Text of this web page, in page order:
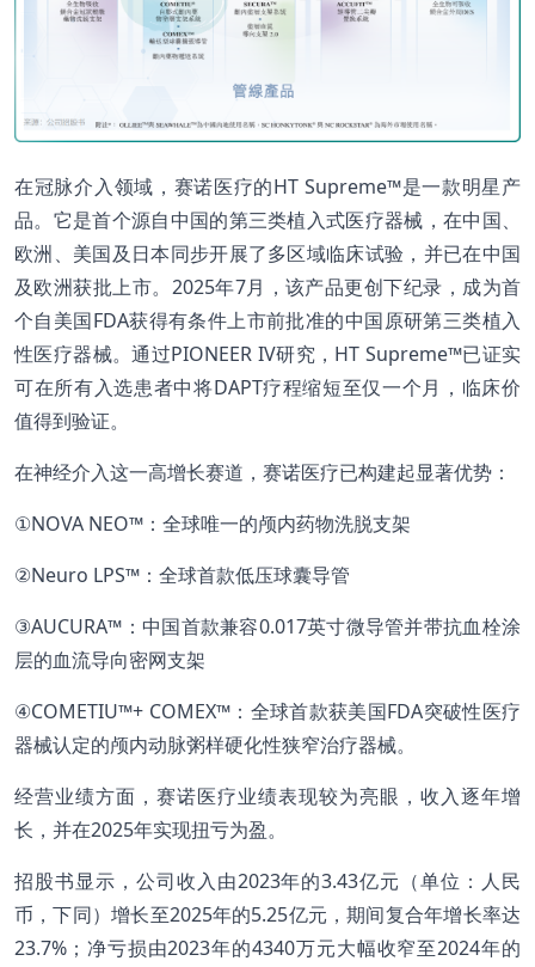
在冠脉介入领域，赛诺医疗的HT Supreme™是一款明星产
品。它是首个源自中国的第三类植入式医疗器械，在中国、
欧洲、美国及日本同步开展了多区域临床试验，并已在中国
及欧洲获批上市。2025年7月，该产品更创下纪录，成为首
个自美国FDA获得有条件上市前批准的中国原研第三类植入
性医疗器械。通过PIONEER IV研究，HT Supreme™已证实
可在所有入选患者中将DAPT疗程缩短至仅一个月，临床价
值得到验证。
在神经介入这一高增长赛道，赛诺医疗已构建起显著优势：
①NOVA NEO™：全球唯一的颅内药物洗脱支架
②Neuro LPS™：全球首款低压球囊导管
③AUCURA™：中国首款兼容0.017英寸微导管并带抗血栓涂
层的血流导向密网支架
④COMETIU™+ COMEX™：全球首款获美国FDA突破性医疗
器械认定的颅内动脉粥样硬化性狭窄治疗器械。
经营业绩方面，赛诺医疗业绩表现较为亮眼，收入逐年增
长，并在2025年实现扭亏为盈。
招股书显示，公司收入由2023年的3.43亿元（单位：人民
币，下同）增长至2025年的5.25亿元，期间复合年增长率达
23.7%；净亏损由2023年的4340万元大幅收窄至2024年的